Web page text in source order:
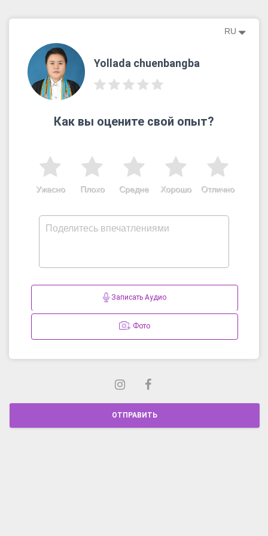
RU
Yollada chuenbangba
Как вы оцените свой опыт?
Отлично
Хорошо
Средне
Плохо
Ужасно
Записать Аудио
Фото
ОТПРАВИТЬ